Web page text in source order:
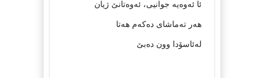
ئا ئه‌وه‌یه‌ جوانیی، ئه‌وه‌تانێ ژیان
هه‌ر ته‌ماشای ده‌که‌م هه‌تا
له‌ئاسۆدا وون ده‌بێ